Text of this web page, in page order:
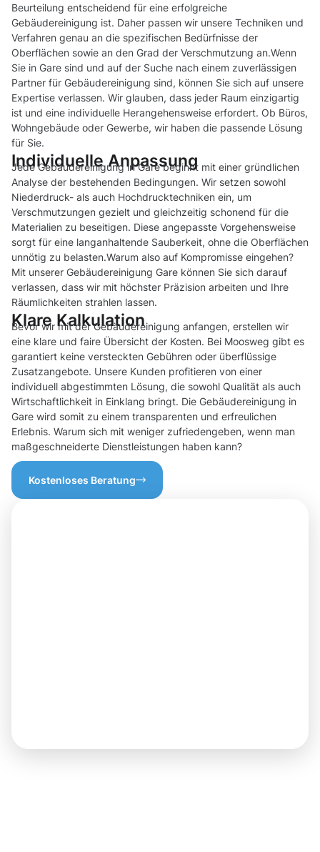
Beurteilung entscheidend für eine erfolgreiche
Gebäudereinigung ist. Daher passen wir unsere Techniken und
Verfahren genau an die spezifischen Bedürfnisse der
Oberflächen sowie an den Grad der Verschmutzung an.Wenn
Sie in Gare sind und auf der Suche nach einem zuverlässigen
Partner für Gebäudereinigung sind, können Sie sich auf unsere
Expertise verlassen. Wir glauben, dass jeder Raum einzigartig
ist und eine individuelle Herangehensweise erfordert. Ob Büros,
Wohngebäude oder Gewerbe, wir haben die passende Lösung
für Sie.
Individuelle Anpassung
Jede Gebäudereinigung in Gare beginnt mit einer gründlichen
Analyse der bestehenden Bedingungen. Wir setzen sowohl
Niederdruck- als auch Hochdrucktechniken ein, um
Verschmutzungen gezielt und gleichzeitig schonend für die
Materialien zu beseitigen. Diese angepasste Vorgehensweise
sorgt für eine langanhaltende Sauberkeit, ohne die Oberflächen
unnötig zu belasten.Warum also auf Kompromisse eingehen?
Mit unserer Gebäudereinigung Gare können Sie sich darauf
verlassen, dass wir mit höchster Präzision arbeiten und Ihre
Räumlichkeiten strahlen lassen.
Klare Kalkulation
Bevor wir mit der Gebäudereinigung anfangen, erstellen wir
eine klare und faire Übersicht der Kosten. Bei Moosweg gibt es
garantiert keine versteckten Gebühren oder überflüssige
Zusatzangebote. Unsere Kunden profitieren von einer
individuell abgestimmten Lösung, die sowohl Qualität als auch
Wirtschaftlichkeit in Einklang bringt. Die Gebäudereinigung in
Gare wird somit zu einem transparenten und erfreulichen
Erlebnis. Warum sich mit weniger zufriedengeben, wenn man
maßgeschneiderte Dienstleistungen haben kann?
Kostenloses Beratung